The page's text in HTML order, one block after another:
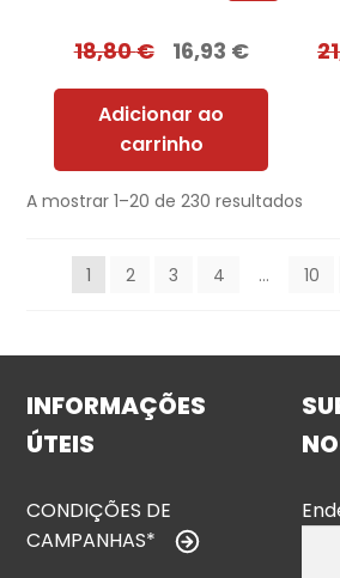
18,80€ 16,93 €
Adicionar ao
carrinho
A mostrar 1–20 de 230 resultados
1 2 3 4 … 10
INFORMAÇÕES
ÚTEIS
CONDIÇÕES DE
CAMPANHAS*